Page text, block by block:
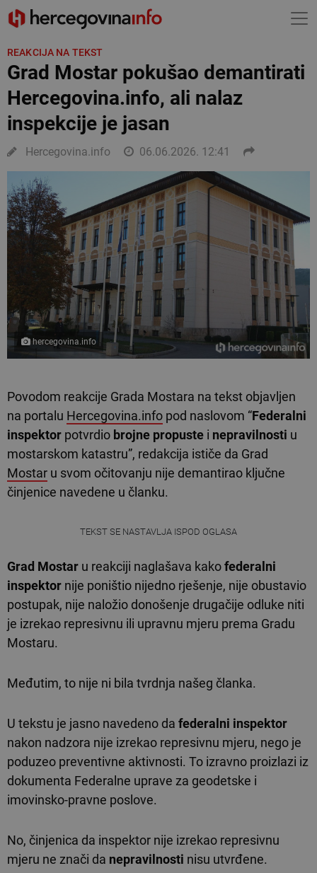
REAKCIJA NA TEKST
Grad Mostar pokušao demantirati
Hercegovina.info, ali nalaz
inspekcije je jasan
Hercegovina.info 06.06.2026. 12:41
hercegovina.info
Povodom reakcije Grada Mostara na tekst objavljen
na portalu Hercegovina.info pod naslovom “Federalni
inspektor potvrdio brojne propuste i nepravilnosti u
mostarskom katastru”, redakcija ističe da Grad
Mostar u svom očitovanju nije demantirao ključne
činjenice navedene u članku.
TEKST SE NASTAVLJA ISPOD OGLASA
Grad Mostar u reakciji naglašava kakofederalni
inspektor nije poništio nijedno rješenje, nije obustavio
postupak, nije naložio donošenje drugačije odluke niti
je izrekao represivnu ili upravnu mjeru prema Gradu
Mostaru.
Međutim, to nije ni bila tvrdnja našeg članka.
U tekstu je jasno navedeno da federalni inspektor
nakon nadzora nije izrekao represivnu mjeru, nego je
poduzeo preventivne aktivnosti. To izravno proizlazi iz
dokumenta Federalne uprave za geodetske i
imovinsko-pravne poslove.
No, činjenica da inspektor nije izrekao represivnu
mjeru ne znači da nepravilnosti nisu utvrđene.